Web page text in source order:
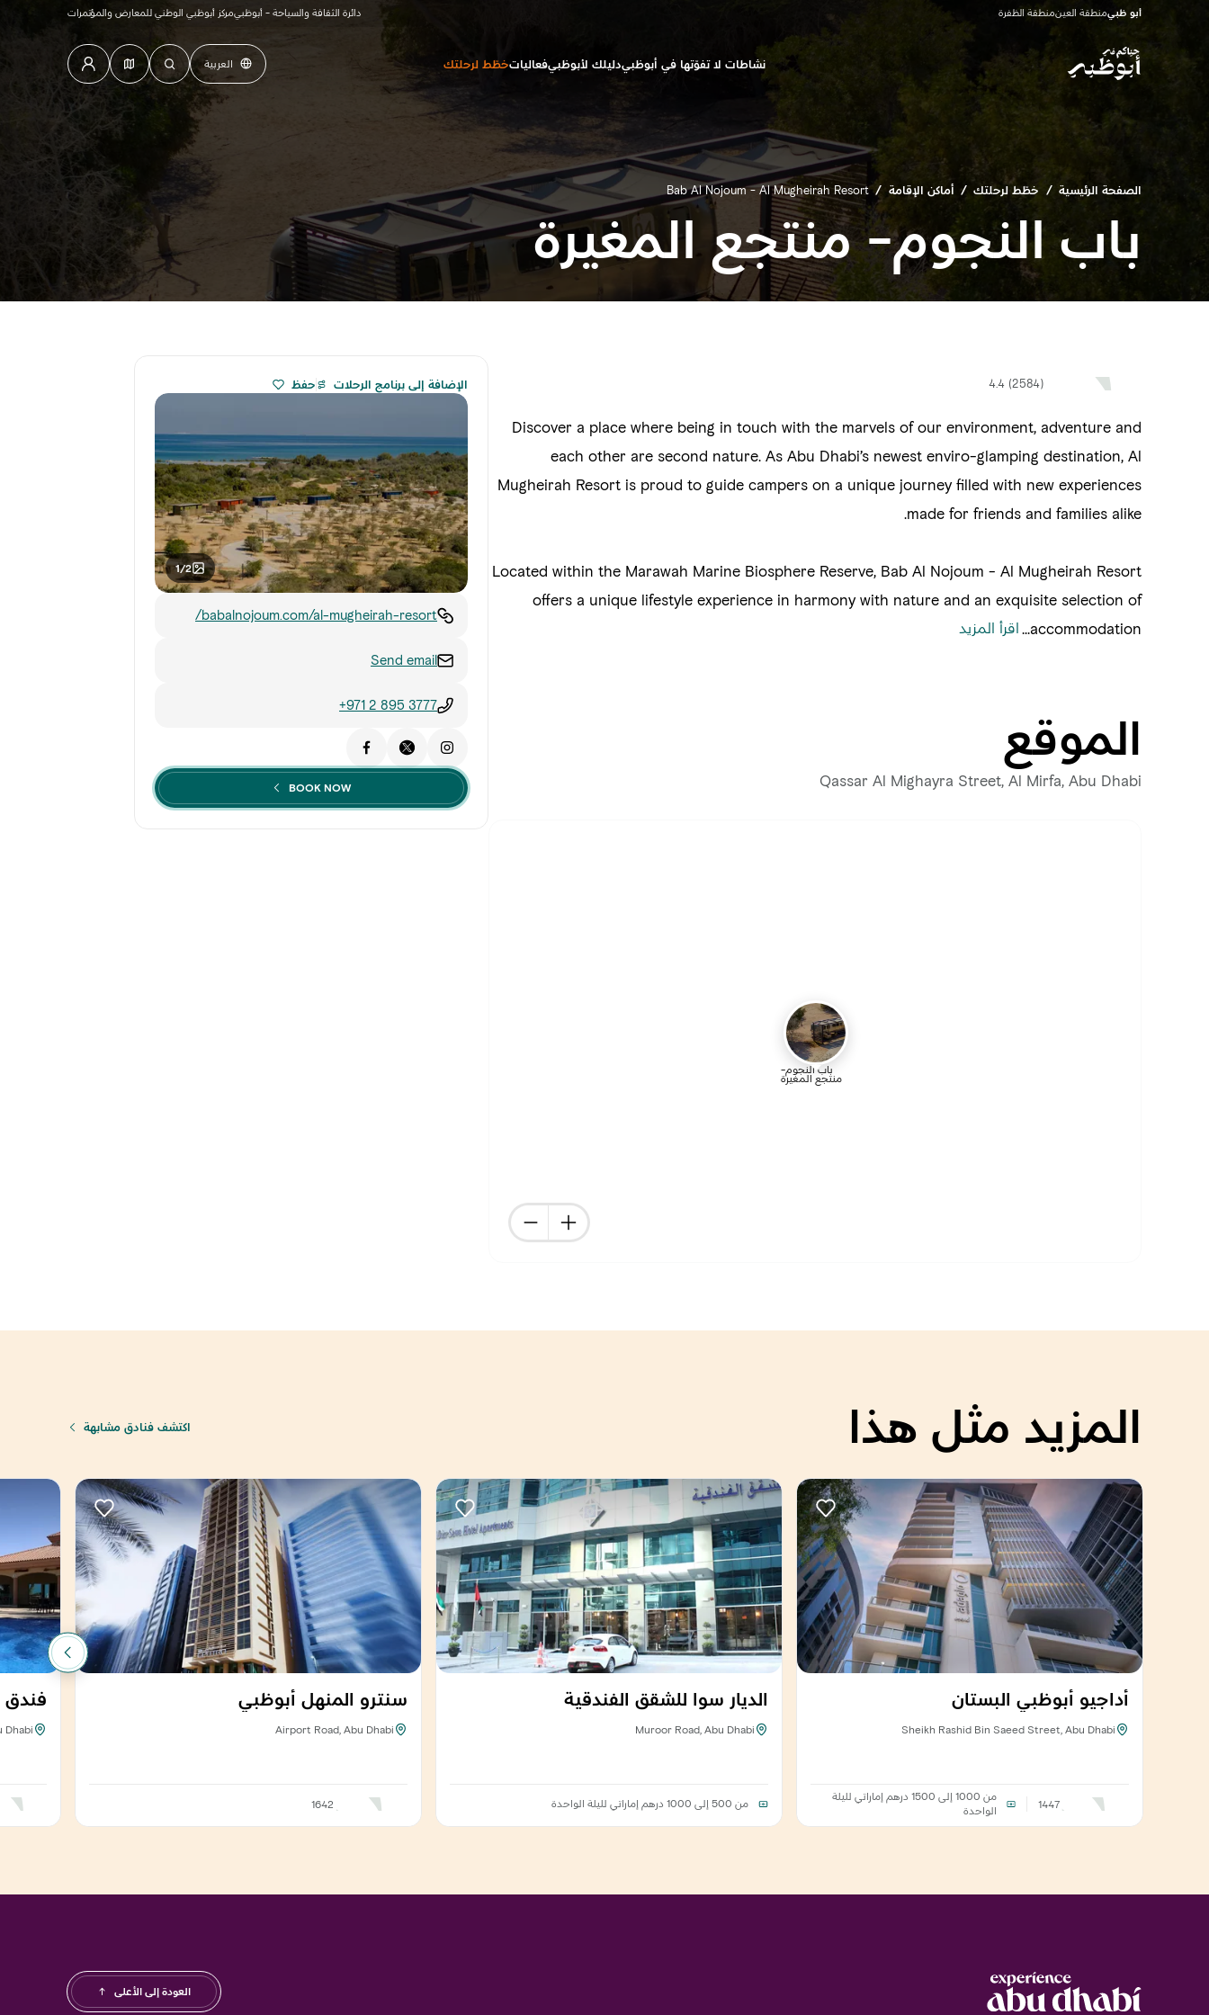
أبو ظبيمنطقة العينمنطقة الظفرة دائرة الثقافة والسياحة - أبوظبيمركز أبوظبي الوطني للمعارض والمؤتمرات
نشاطات لا تفوّتها في أبوظبيدليلك لأبوظبيفعالياتخطّط لرحلتك العربية
الصفحة الرئيسية / خطّط لرحلتك / أماكن الإقامة /
Bab Al Nojoum - Al Mugheirah Resort
باب النجوم- منتجع المغيرة
4.4 (2584)
Discover a place where being in touch with the marvels of our environment, adventure and
each other are second nature. As Abu Dhabi’s newest enviro-glamping destination, Al
Mugheirah Resort is proud to guide campers on a unique journey filled with new experiences
made for friends and families alike.
Located within the Marawah Marine Biosphere Reserve, Bab Al Nojoum - Al Mugheirah Resort
offers a unique lifestyle experience in harmony with nature and an exquisite selection of
accommodation...
اقرأ المزيد
الموقع
Qassar Al Mighayra Street, Al Mirfa, Abu Dhabi
باب النجوم-
منتجع المغيرة
الإضافة إلى برنامج الرحلات حفظ
1/2
babalnojoum.com/al-mugheirah-resort/
Send email
+971 2 895 3777
BOOK NOW
المزيد مثل هذا اكتشف فنادق مشابهة
أداجيو أبوظبي البستان
Sheikh Rashid Bin Saeed Street, Abu Dhabi
1447
من 1000 إلى 1500 درهم إماراتي
لليلة
الواحدة
الديار سوا للشقق الفندقية
Muroor Road, Abu Dhabi
من 500 إلى 1000 درهم إماراتي لليلة الواحدة
سنترو المنهل أبوظبي
Airport Road, Abu Dhabi
1642
فندق
Dhabi
العودة إلى الأعلى